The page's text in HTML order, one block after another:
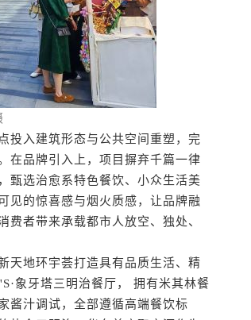
入建筑形态与公共空间重塑，完
在品牌引入上，项目摒弃千篇一律
甄选治愈系特色餐饮、小众生活美
见的惊喜感与烟火质感，让品牌融
费者带来承载都市人放空、独处、
地环宇荟打造具有品质生活、精
象牙塔三明治餐厅， 拥有米其林餐
酱汁调试，全部遵循高端餐饮标